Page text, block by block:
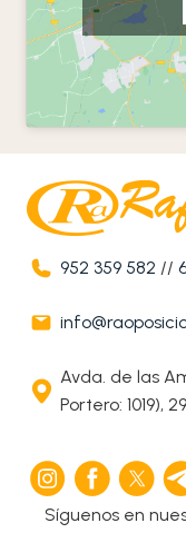
952 359 582 //
Avda. de las
Portero: 1019),
Síguenos en